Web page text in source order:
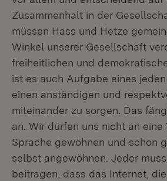
Zusammenhalt in der
müssen Hass und Hetze
Winkel unserer Gesellschaft
freiheitlichen und
ist es auch Aufgabe eines
einen anständigen und
miteinander zu sorgen. Das
an. Wir dürfen uns nicht an eine
Sprache gewöhnen und schon
selbst angewöhnen. Jeder
beitragen, dass das Internet,